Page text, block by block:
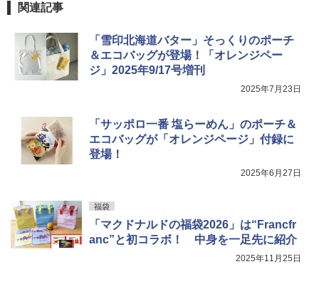
関連記事
「雪印北海道バター」そっくりのポーチ
＆エコバッグが登場！「オレンジペー
ジ」2025年9/17号増刊
2025年7月23日
「サッポロ一番 塩らーめん」のポーチ＆
エコバッグが「オレンジページ」付録に
登場！
2025年6月27日
福袋
「マクドナルドの福袋2026」は“Francfr
anc”と初コラボ！ 中身を一足先に紹介
2025年11月25日